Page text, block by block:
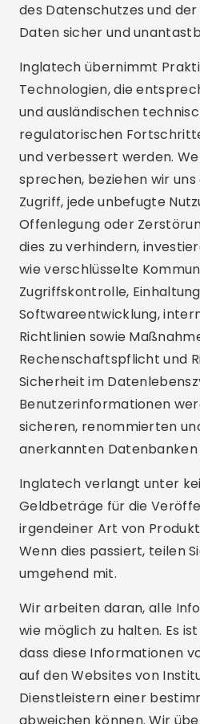
des Datenschutzes und
Daten sicher und
Inglatech übernimmt
Technologien, die
und ausländischen
regulatorischen
und verbessert werden.
sprechen, beziehen wir
Zugriff, jede unbefugte
Offenlegung oder
dies zu verhindern,
wie verschlüsselte
Zugriffskontrolle,
Softwareentwicklung,
Richtlinien sowie
Rechenschaftspflicht und
Sicherheit im
Benutzerinformationen
sicheren, renommierten
anerkannten
Inglatech verlangt unter
Geldbeträge für die
irgendeiner Art von
Wenn dies passiert, teilen
umgehend mit.
Wir arbeiten daran, alle
wie möglich zu halten. Es
dass diese Informationen
auf den Websites von
Dienstleistern einer